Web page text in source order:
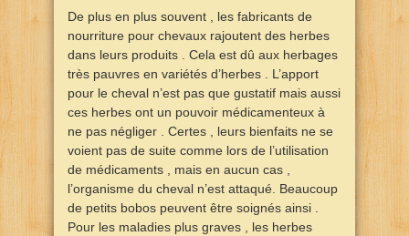
De plus en plus souvent , les fabricants de
nourriture pour chevaux rajoutent des herbes
dans leurs produits . Cela est dû aux herbages
très pauvres en variétés d’herbes . L’apport
pour le cheval n’est pas que gustatif mais aussi
ces herbes ont un pouvoir médicamenteux à
ne pas négliger . Certes , leurs bienfaits ne se
voient pas de suite comme lors de l’utilisation
de médicaments , mais en aucun cas ,
l’organisme du cheval n’est attaqué. Beaucoup
de petits bobos peuvent être soignés ainsi .
Pour les maladies plus graves , les herbes